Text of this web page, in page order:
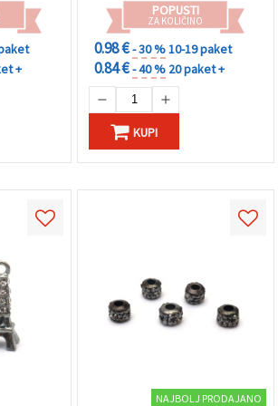
+
POPUSTI
ZA KOLIČINO
0.98 €- 30 %10-19 paket
0.84 €- 40 % 20 paket +
KUPI
NAJBOLJ PRODAJANO